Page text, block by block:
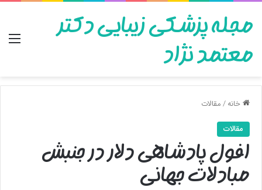
مجله پزشکی زیبایی دکتر
معتمد نژاد
خانه/مقالات
مقالات
افول پادشاهی دلار در جنبش
مبادلات جهانی